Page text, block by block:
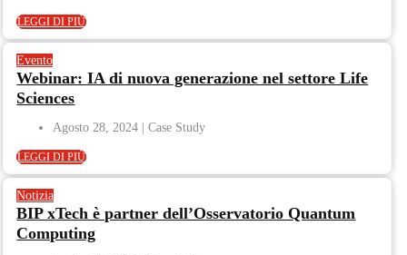
LEGGI DI PIÙ
Evento
Webinar: IA di nuova generazione nel settore Life
Sciences
Agosto 28, 2024
LEGGI DI PIÙ
Notizia
BIP xTech è partner dell’Osservatorio Quantum
Computing